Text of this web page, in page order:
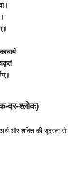
दर-श्लोक)
और शक्ति की सुंदरता से